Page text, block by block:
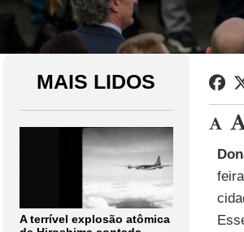
MAIS LIDOS
A terrível explosão atômica